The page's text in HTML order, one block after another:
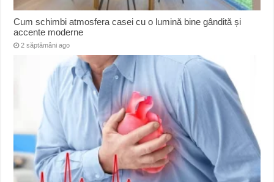
Cum schimbi atmosfera casei cu o lumină bine gândită și
accente moderne
2 săptămâni ago